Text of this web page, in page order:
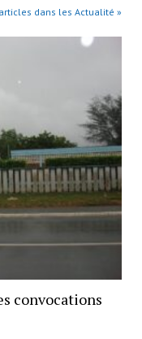
dans les Actualité »
convocations